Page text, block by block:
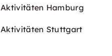
Aktivitäten Hamburg
Aktivitäten Stuttgart